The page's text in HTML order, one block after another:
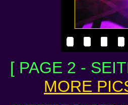
[ PAGE 2 -
MORE